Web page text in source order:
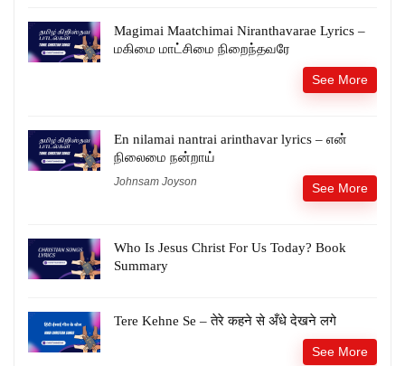
Magimai Maatchimai Niranthavarae Lyrics –
மகிமை மாட்சிமை நிறைந்தவரே
See More
En nilamai nantrai arinthavar lyrics – என்
நிலைமை நன்றாய்
Johnsam Joyson See More
Who Is Jesus Christ For Us Today? Book
Summary
Tere Kehne Se – तेरे कहने से अँधे देखने लगे
See More